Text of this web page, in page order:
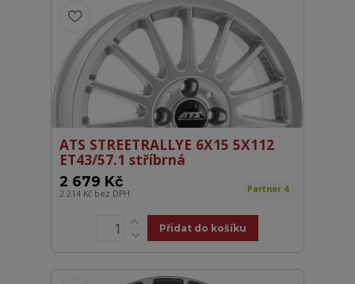
ATS STREETRALLYE 6X15 5X112
ET43/57.1 stříbrná
2 679 Kč
2 214 Kč bez DPH Partner 4
Přidat do košíku